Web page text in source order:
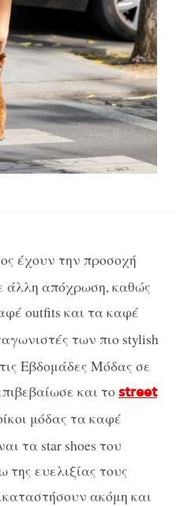
έχουν την προσοχή
άλλη απόχρωση, καθώς
outfits και τα καφέ
των πιο stylish
Εβδομάδες Μόδας σε
και τοstreet
μόδας τα καφέ
τα star shoes του
ευελιξίας τους
ακόμη και